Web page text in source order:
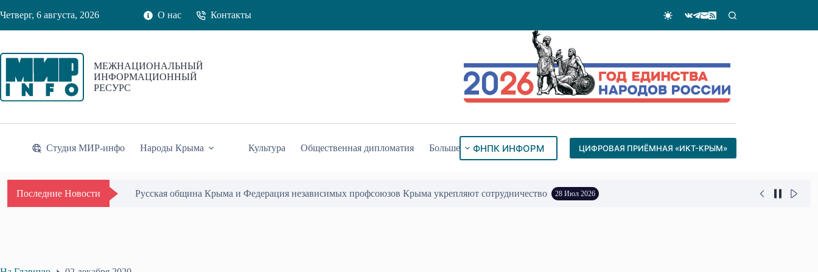
к
Четверг, 6 августа, 2026 О нас Контакты
МЕЖНАЦИОНАЛЬНЫЙ
ИНФОРМАЦИОННЫЙ
РЕСУРС
Студия МИР-инфо Народы Крыма Культура Общественная дипломатия Больше ФНПК ИНФОРМ ЦИФРОВАЯ ПРИЁМНАЯ «ИКТ-КРЫМ»
Последние Новости Русская община Крыма и Федерация независимых профсоюзов Крыма укрепляют сотрудничество 28 Июл 2026